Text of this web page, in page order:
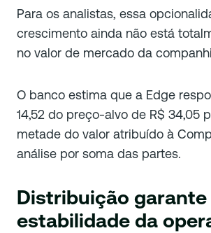
Para os analistas, essa
crescimento ainda não está
no valor de mercado da
O banco estima que a Edge
14,52 do preço-alvo de R$ 34,05
metade do valor atribuído à
análise por soma das partes.
Distribuição garante
estabilidade da